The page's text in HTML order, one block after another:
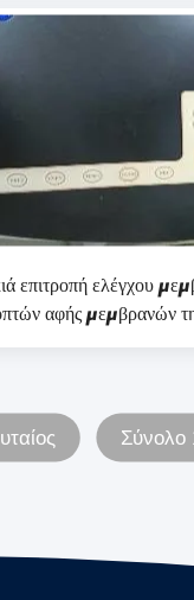
επιτροπή ελέγχου
αφής μεμβρανών
πολωνική 3C
Σύνολο